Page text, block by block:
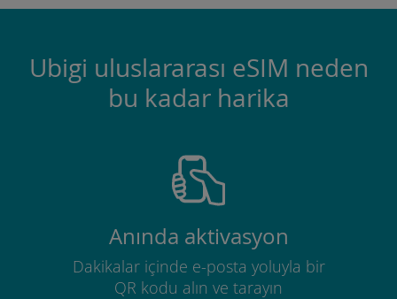
Ubigi uluslararası eSIM neden
bu kadar harika
Anında aktivasyon
Dakikalar içinde e-posta yoluyla bir
QR kodu alın ve tarayın